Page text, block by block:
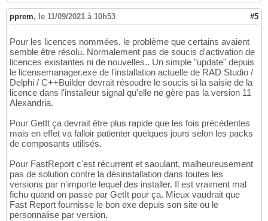
pprem, le 11/09/2021 à 10h53 #5
Pour les licences nommées, le problème que certains avaient
semble être résolu. Normalement pas de soucis d'activation de
licences existantes ni de nouvelles.. Un simple "update" depuis
le licensemanager.exe de l'installation actuelle de RAD Studio /
Delphi / C++Builder devrait résoudre le soucis si la saisie de la
licence dans l'installeur signal qu'elle ne gère pas la version 11
Alexandria.
Pour GetIt ça devrait être plus rapide que les fois précédentes
mais en effet va falloir patienter quelques jours selon les packs
de composants utilisés.
Pour FastReport c'est récurrent et saoulant, malheureusement
pas de solution contre la désinstallation dans toutes les
versions par n'importe lequel des installer. Il est vraiment mal
fichu quand on passe par GetIt pour ça. Mieux vaudrait que
Fast Report fournisse le bon exe depuis son site ou le
personnalise par version.